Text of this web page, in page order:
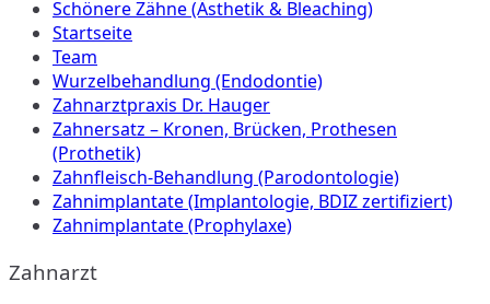
Schönere Zähne (Ästhetik & Bleaching)
Startseite
Team
Wurzelbehandlung (Endodontie)
Zahnarztpraxis Dr. Hauger
Zahnersatz – Kronen, Brücken, Prothesen
(Prothetik)
Zahnfleisch-Behandlung (Parodontologie)
Zahnimplantate (Implantologie, BDIZ zertifiziert)
Zahnimplantate (Prophylaxe)
Zahnarzt